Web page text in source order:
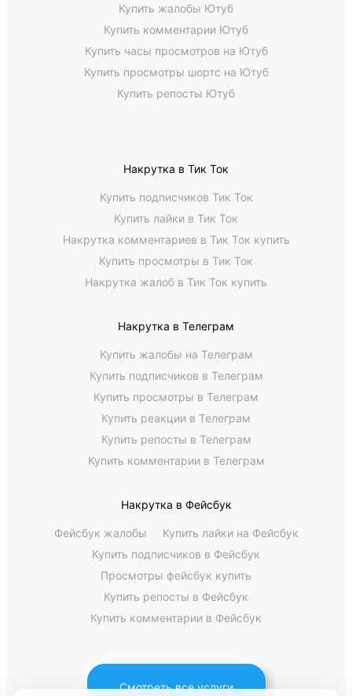
Купить жалобы Ютуб
Купить комментарии Ютуб
Купить часы просмотров на Ютуб
Купить просмотры шортс на Ютуб
Купить репосты Ютуб
Накрутка в Тик Ток
Купить подписчиков Тик Ток
Купить лайки в Тик Ток
Накрутка комментариев в Тик Ток купить
Купить просмотры в Тик Ток
Накрутка жалоб в Тик Ток купить
Накрутка в Телеграм
Купить жалобы на Телеграм
Купить подписчиков в Телеграм
Купить просмотры в Телеграм
Купить реакции в Телеграм
Купить репосты в Телеграм
Купить комментарии в Телеграм
Накрутка в Фейсбук
Фейсбук жалобы
Купить лайки на Фейсбук
Купить подписчиков в Фейсбук
Просмотры фейсбук купить
Купить репосты в Фейсбук
Купить комментарии в Фейсбук
Смотреть все услуги